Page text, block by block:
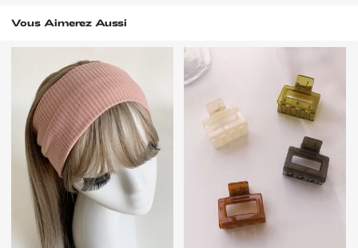
Vous Aimerez Aussi